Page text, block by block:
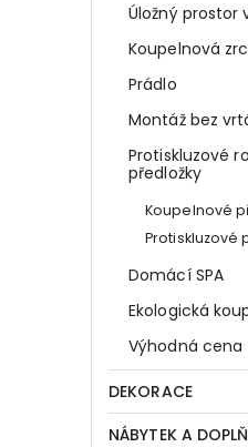
Úložný prostor
Koupelnová
Prádlo
Montáž bez
Protiskluzové
předložky
Koupelnové
Protiskluzové
Domácí SPA
Ekologická
Výhodná cena
DEKORACE
NÁBYTEK A